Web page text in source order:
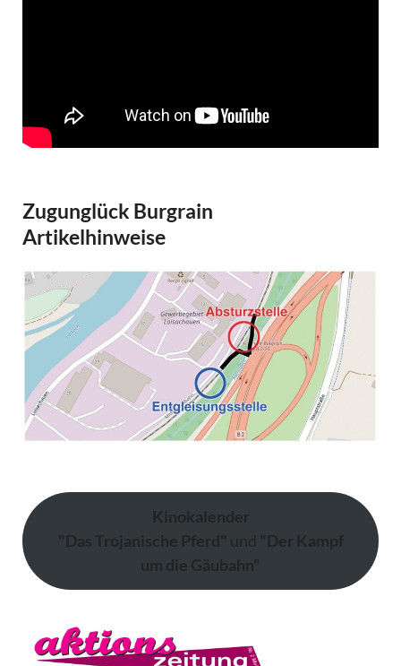
Zugunglück Burgrain
Artikelhinweise
Kinokalender
"Das Trojanische Pferd" und "Der Kampf
um die Gäubahn"